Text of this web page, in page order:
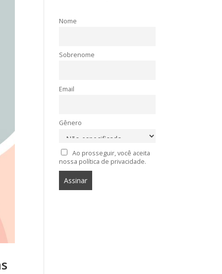
Nome
Sobrenome
Email
Gênero
Ao prosseguir, você aceita
nossa política de privacidade.